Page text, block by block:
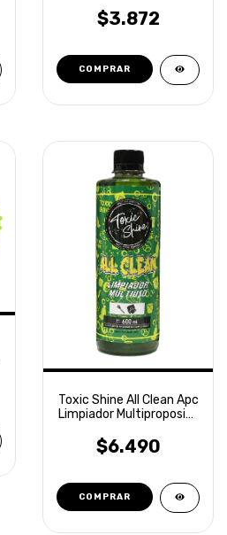
$3.872
Toxic Shine All Clean Apc
Limpiador Multiproposito
$6.490